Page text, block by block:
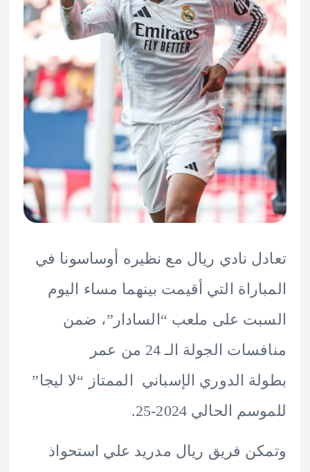
نادي ريال مع نظيره أوساسونا في
التي أقيمت بينهما مساء اليوم
على ملعب “السادار”، ضمن
منافسات الجولة الـ 24 من عمر
الدوري الإسباني الممتاز “لا ليجا”
الحالي 2024-25.
فريق ريال مدريد علي استحواذ